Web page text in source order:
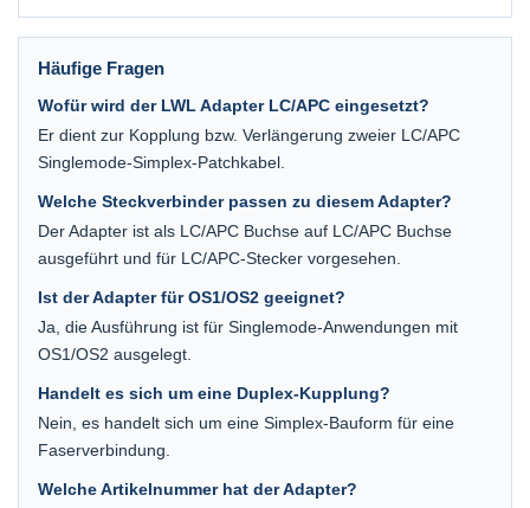
Häufige Fragen
Wofür wird der LWL Adapter LC/APC eingesetzt?
Er dient zur Kopplung bzw. Verlängerung zweier LC/APC
Singlemode-Simplex-Patchkabel.
Welche Steckverbinder passen zu diesem Adapter?
Der Adapter ist als LC/APC Buchse auf LC/APC Buchse
ausgeführt und für LC/APC-Stecker vorgesehen.
Ist der Adapter für OS1/OS2 geeignet?
Ja, die Ausführung ist für Singlemode-Anwendungen mit
OS1/OS2 ausgelegt.
Handelt es sich um eine Duplex-Kupplung?
Nein, es handelt sich um eine Simplex-Bauform für eine
Faserverbindung.
Welche Artikelnummer hat der Adapter?